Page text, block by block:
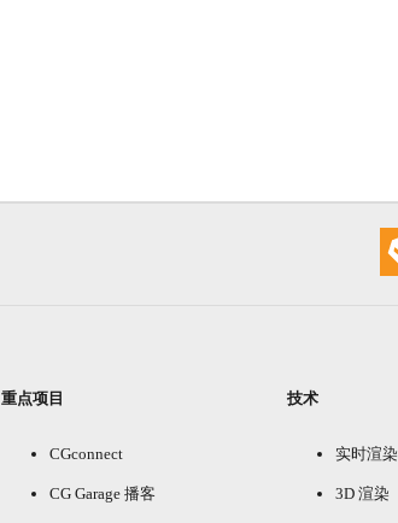
重点项目
CGconnect
CG Garage 播客
技术
实时渲染
3D 渲染